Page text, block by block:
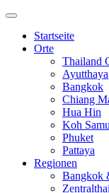
Startseite
Orte
Thailand
Ayutthaya
Bangkok
Chiang
Hua Hin
Koh
Phuket
Pattaya
Regionen
Bangkok